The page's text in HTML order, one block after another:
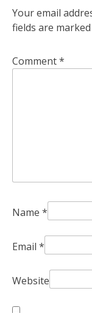
Your email
fields are marked
Comment*
Name *
Email *
Website